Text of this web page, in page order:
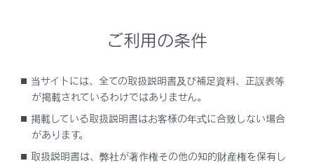
RCTA（リヤクロストラフィックアラート）の
RCTAの機能
RCTAの設定を変更する
ご利用の条件
当サイトには、全ての取扱説明書及び補足資料、正誤表等
が掲載されているわけではありません。
掲載している取扱説明書はお客様の年式に合致しない場合
があります。
取扱説明書は、弊社が著作権その他の知的財産権を保有し